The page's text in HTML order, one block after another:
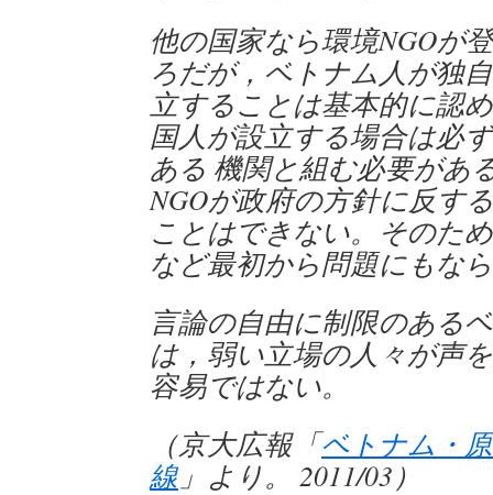
他の国家なら環境NGOが
ろだが，ベトナム人が独
立することは基本的に認
国人が設立する場合は必
ある 機関と組む必要があ
NGOが政府の方針に反す
ことはできない。そのた
など最初から問題にもな
言論の自由に制限のある
は，弱い立場の人々が声
容易ではない。
（京大広報「ベトナム・
線」より。 2011/03）